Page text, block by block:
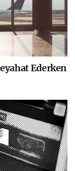
Ederken